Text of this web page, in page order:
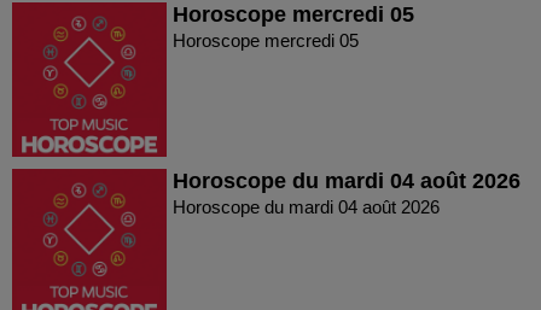
Horoscope mercredi 05
Horoscope mercredi 05
Horoscope du mardi 04 août 2026
Horoscope du mardi 04 août 2026